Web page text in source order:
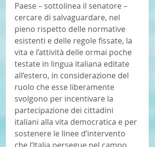
Paese – sottolinea il senatore –
cercare di salvaguardare, nel
pieno rispetto delle normative
esistenti e delle regole fissate, la
vita e l’attività delle ormai poche
testate in lingua italiana editate
all’estero, in considerazione del
ruolo che esse liberamente
svolgono per incentivare la
partecipazione dei cittadini
italiani alla vita democratica e per
sostenere le linee d’intervento